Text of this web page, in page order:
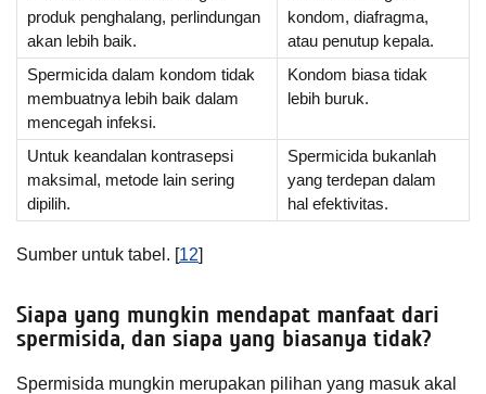
produk penghalang, perlindungan
akan lebih baik.
kondom, diafragma,
atau penutup kepala.
Spermicida dalam kondom tidak
membuatnya lebih baik dalam
mencegah infeksi.
Kondom biasa tidak
lebih buruk.
Untuk keandalan kontrasepsi
maksimal, metode lain sering
dipilih.
Spermicida bukanlah
yang terdepan dalam
hal efektivitas.
Sumber untuk tabel. [12]
Siapa yang mungkin mendapat manfaat dari
spermisida, dan siapa yang biasanya tidak?
Spermisida mungkin merupakan pilihan yang masuk akal